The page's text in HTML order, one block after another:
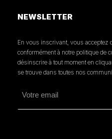
NEWSLETTER
En vous inscrivant, vous acceptez
conformément à notre politique de
désinscrire à tout moment en
se trouve dans toutes nos